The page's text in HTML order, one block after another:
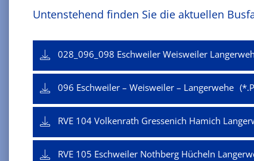
Untenstehend finden Sie die aktuellen
028_096_098 Eschweiler Weisweiler
096 Eschweiler – Weisweiler – Langerwehe
RVE 104 Volkenrath Gressenich Hamich
RVE 105 Eschweiler Nothberg Hücheln